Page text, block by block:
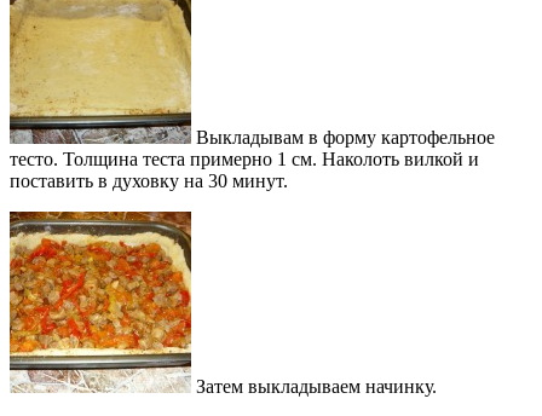
Выкладывам в форму картофельное
тесто. Толщина теста примерно 1 см. Наколоть вилкой и
поставить в духовку на 30 минут.
Затем выкладываем начинку.